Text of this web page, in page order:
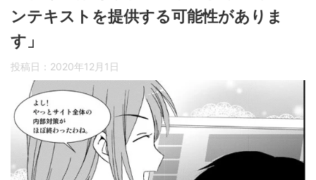
ンテキストを提供する可能性がありま
す」
投稿日： 2020年12月1日